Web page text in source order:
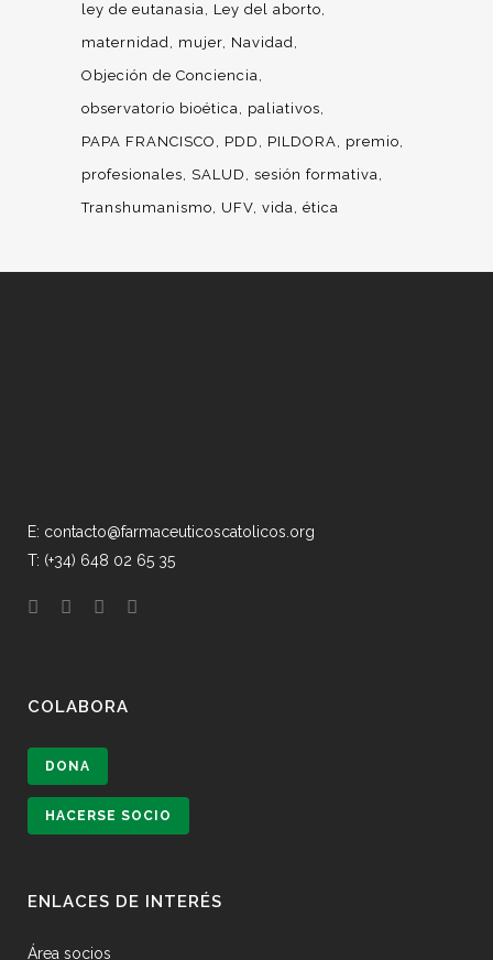
ley de eutanasia
Ley del aborto
maternidad
mujer Navidad
Objeción de Conciencia
observatorio bioética
paliativos
PAPA FRANCISCO
PDD PILDORA
premio
profesionales
SALUD
sesión formativa
Transhumanismo
UFV vida ética
E: contacto@farmaceuticoscatolicos.org
T: (+34) 648 02 65 35
COLABORA
DONA
HACERSE SOCIO
ENLACES DE INTERÉS
Área socios